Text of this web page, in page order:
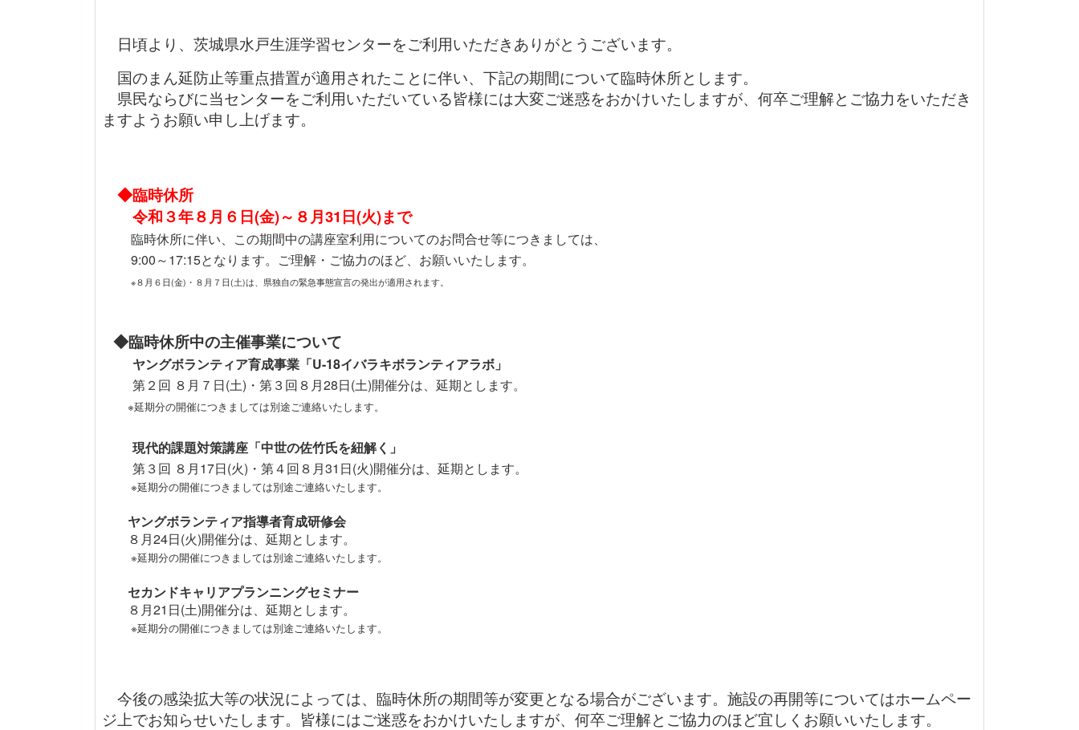
日頃より、茨城県水戸生涯学習センターをご利用いただきありがとうございます。
国のまん延防止等重点措置が適用されたことに伴い、下記の期間について臨時休所とします。
県民ならびに当センターをご利用いただいている皆様には大変ご迷惑をおかけいたしますが、何卒ご理解とご協力をいただき
ますようお願い申し上げます。
◆臨時休所
令和３年８月６日(金)～８月31日(火)まで
臨時休所に伴い、この期間中の講座室利用についてのお問合せ等につきましては、
9:00～17:15となります。ご理解・ご協力のほど、お願いいたします。
※８月６日(金)・８月７日(土)は、県独自の緊急事態宣言の発出が適用されます。
◆臨時休所中の主催事業について
ヤングボランティア育成事業「U-18イバラキボランティアラボ」
第２回 ８月７日(土)・第３回８月28日(土)開催分は、延期とします。
※延期分の開催につきましては別途ご連絡いたします。
現代的課題対策講座「中世の佐竹氏を紐解く」
第３回 ８月17日(火)・第４回８月31日(火)開催分は、延期とします。
※延期分の開催につきましては別途ご連絡いたします。
ヤングボランティア指導者育成研修会
８月24日(火)開催分は、延期とします。
※延期分の開催につきましては別途ご連絡いたします。
セカンドキャリアプランニングセミナー
８月21日(土)開催分は、延期とします。
※延期分の開催につきましては別途ご連絡いたします。
今後の感染拡大等の状況によっては、臨時休所の期間等が変更となる場合がございます。施設の再開等についてはホームペー
ジ上でお知らせいたします。皆様にはご迷惑をおかけいたしますが、何卒ご理解とご協力のほど宜しくお願いいたします。